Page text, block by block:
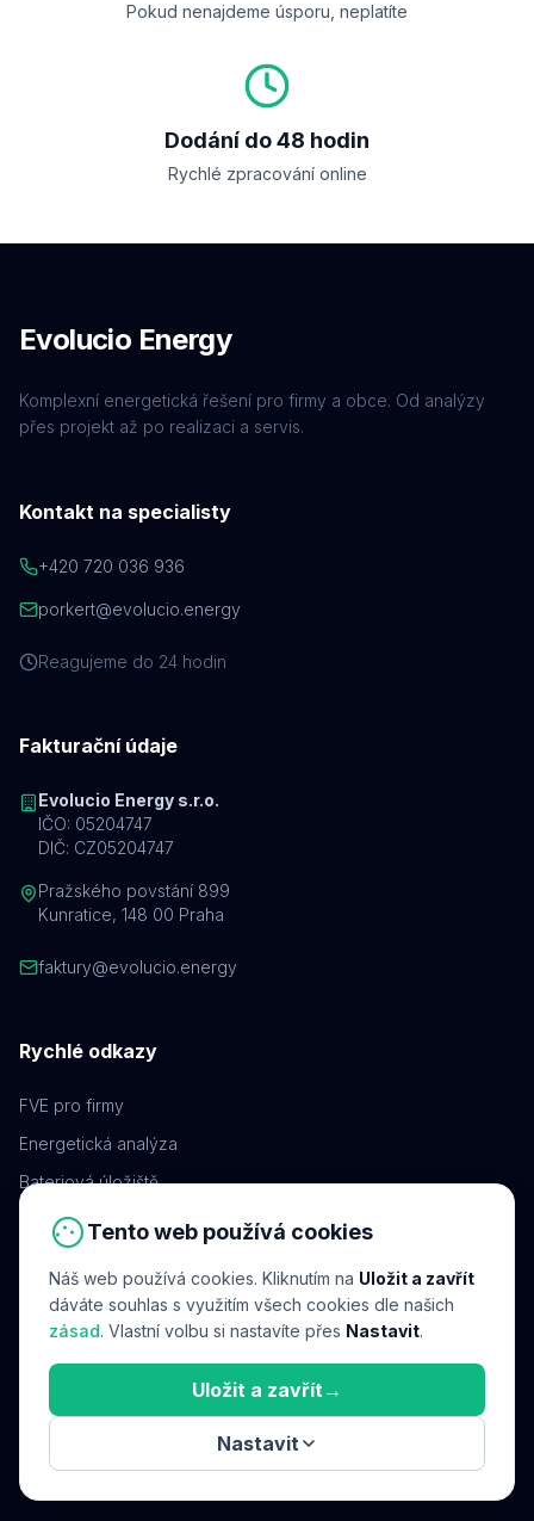
Pokud nenajdeme úsporu, neplatíte
Dodání do 48 hodin
Rychlé zpracování online
Evolucio Energy
Komplexní energetická řešení pro firmy a obce. Od analýzy
přes projekt až po realizaci a servis.
Kontakt na specialisty
+420 720 036 936
porkert@evolucio.energy
Reagujeme do 24 hodin
Fakturační údaje
Evolucio Energy s.r.o.
IČO: 05204747
DIČ: CZ05204747
Pražského povstání 899
Kunratice, 148 00 Praha
faktury@evolucio.energy
Rychlé odkazy
FVE pro firmy
Energetická analýza
Bateriová úložiště
Dispečerské řízení
Nabíjecí stanice EV
Kontakt
©2026Evolucio energy s.r.o.Ochrana osobních údajůCookies
Tento web používá cookies
Náš web používá cookies. Kliknutím na Uložit a zavřít
dáváte souhlas s využitím všech cookies dle našich
zásad. Vlastní volbu si nastavíte přes Nastavit.
Uložit a zavřít→
Nastavit